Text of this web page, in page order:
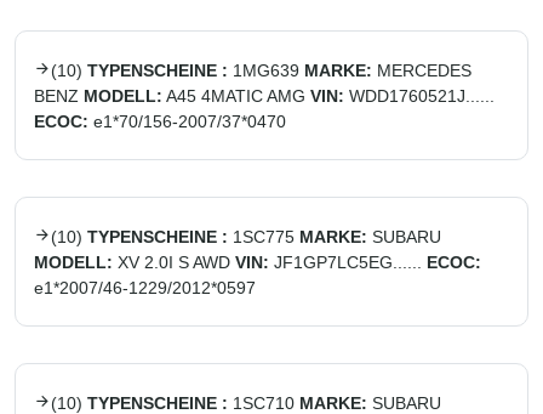
(10) TYPENSCHEINE : 1MG639 MARKE: MERCEDES
BENZ MODELL: A45 4MATIC AMG VIN: WDD1760521J......
ECOC: e1*70/156-2007/37*0470
(10) TYPENSCHEINE : 1SC775 MARKE: SUBARU
MODELL: XV 2.0I S AWD VIN: JF1GP7LC5EG......
ECOC:
e1*2007/46-1229/2012*0597
(10) TYPENSCHEINE : 1SC710 MARKE: SUBARU